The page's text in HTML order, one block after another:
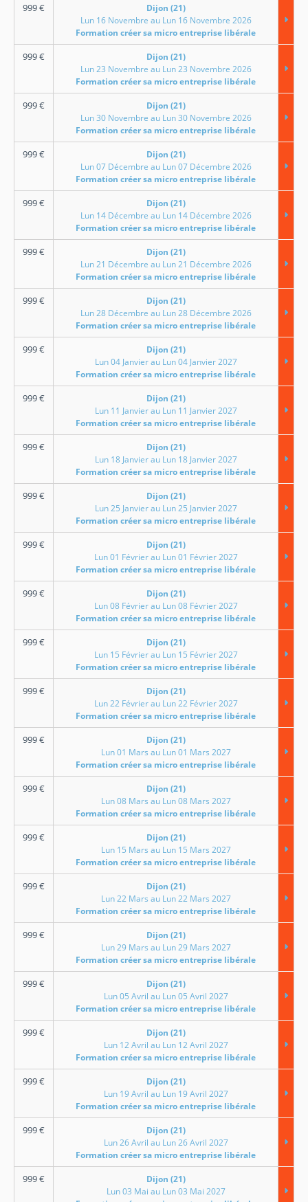
999€
Dijon (21)
Lun 16 Novembre au Lun 16 Novembre 2026
Formation créer sa micro entreprise libérale
999€
Dijon (21)
Lun 23 Novembre au Lun 23 Novembre 2026
Formation créer sa micro entreprise libérale
999€
Dijon (21)
Lun 30 Novembre au Lun 30 Novembre 2026
Formation créer sa micro entreprise libérale
999€
Dijon (21)
Lun 07 Décembre au Lun 07 Décembre 2026
Formation créer sa micro entreprise libérale
999€
Dijon (21)
Lun 14 Décembre au Lun 14 Décembre 2026
Formation créer sa micro entreprise libérale
999€
Dijon (21)
Lun 21 Décembre au Lun 21 Décembre 2026
Formation créer sa micro entreprise libérale
999€
Dijon (21)
Lun 28 Décembre au Lun 28 Décembre 2026
Formation créer sa micro entreprise libérale
999€
Dijon (21)
Lun 04 Janvier au Lun 04 Janvier 2027
Formation créer sa micro entreprise libérale
999€
Dijon (21)
Lun 11 Janvier au Lun 11 Janvier 2027
Formation créer sa micro entreprise libérale
999€
Dijon (21)
Lun 18 Janvier au Lun 18 Janvier 2027
Formation créer sa micro entreprise libérale
999€
Dijon (21)
Lun 25 Janvier au Lun 25 Janvier 2027
Formation créer sa micro entreprise libérale
999€
Dijon (21)
Lun 01 Février au Lun 01 Février 2027
Formation créer sa micro entreprise libérale
999€
Dijon (21)
Lun 08 Février au Lun 08 Février 2027
Formation créer sa micro entreprise libérale
999€
Dijon (21)
Lun 15 Février au Lun 15 Février 2027
Formation créer sa micro entreprise libérale
999€
Dijon (21)
Lun 22 Février au Lun 22 Février 2027
Formation créer sa micro entreprise libérale
999€
Dijon (21)
Lun 01 Mars au Lun 01 Mars 2027
Formation créer sa micro entreprise libérale
999€
Dijon (21)
Lun 08 Mars au Lun 08 Mars 2027
Formation créer sa micro entreprise libérale
999€
Dijon (21)
Lun 15 Mars au Lun 15 Mars 2027
Formation créer sa micro entreprise libérale
999€
Dijon (21)
Lun 22 Mars au Lun 22 Mars 2027
Formation créer sa micro entreprise libérale
999€
Dijon (21)
Lun 29 Mars au Lun 29 Mars 2027
Formation créer sa micro entreprise libérale
999€
Dijon (21)
Lun 05 Avril au Lun 05 Avril 2027
Formation créer sa micro entreprise libérale
999€
Dijon (21)
Lun 12 Avril au Lun 12 Avril 2027
Formation créer sa micro entreprise libérale
999€
Dijon (21)
Lun 19 Avril au Lun 19 Avril 2027
Formation créer sa micro entreprise libérale
999€
Dijon (21)
Lun 26 Avril au Lun 26 Avril 2027
Formation créer sa micro entreprise libérale
999€
Dijon (21)
Lun 03 Mai au Lun 03 Mai 2027